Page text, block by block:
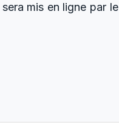
mis en ligne par le